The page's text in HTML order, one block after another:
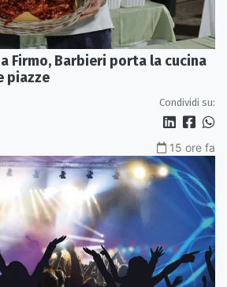
Firmo, Barbieri porta la cucina
piazze
Condividi su:
15 ore fa